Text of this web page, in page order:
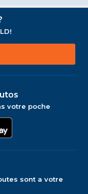
votre poche
sont a votre